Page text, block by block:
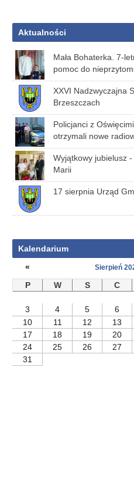
Aktualności
Mała Bohaterka. 7-
pomoc do
XXVI Nadzwyczajna
Brzeszczach
Policjanci z
otrzymali nowe
Wyjątkowy jubielusz
Marii
17 sierpnia Urząd
Kalendarium
«
Sierpień
P
W S C
3
4 5 6
10
11 12 13
17
18 19 20
24
25 26 27
31